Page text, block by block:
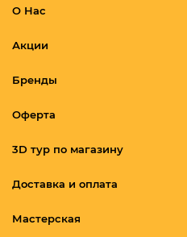
О Нас
Акции
Бренды
Оферта
3D тур по магазину
Доставка и оплата
Мастерская